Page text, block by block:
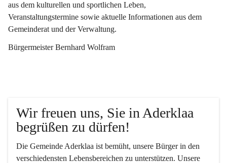
aus dem kulturellen und sportlichen Leben,
Veranstaltungstermine sowie aktuelle Informationen aus dem
Gemeinderat und der Verwaltung.
Bürgermeister Bernhard Wolfram
Wir freuen uns, Sie in Aderklaa
begrüßen zu dürfen!
Die Gemeinde Aderklaa ist bemüht, unsere Bürger in den
verschiedensten Lebensbereichen zu unterstützen. Unsere